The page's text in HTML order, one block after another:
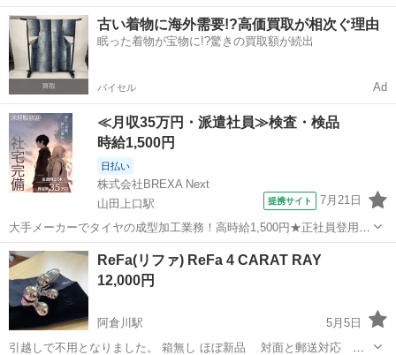
子傷や汚れ、経年劣化による色あせ等ありますが、動作確認済みで
す。 喫煙者はいませんが、猫を飼っているので毛がついてしまう可能
性があります。
三重 松阪市 美容家電 サキナ
古い着物に海外需要!?高価買取が相次ぐ理由
眠った着物が宝物に!?驚きの買取額が続出
バイセル Ad
≪月収35万円・派遣社員≫検査・検品
時給1,500円
日払い
株式会社BREXA Next
山田上口駅
提携サイト 7月21日
大手メーカーでタイヤの成型加工業務！高時給1,500円★正社員登用制
度あり！ワンルーム寮完備！マイカー通勤OK！無料駐車場あり！《三
重県伊勢市》 人気の工場のお仕事 ◇タイヤの製造◇ トラック・バ
ス・RV車用を中心とした...
三重 伊勢市 山田上口駅 その他
ReFa(リファ) ReFa 4 CARAT RAY
12,000円
阿倉川駅
5月5日
引越しで不用となりました。 箱無し ほぼ新品 対面と郵送対応 郵